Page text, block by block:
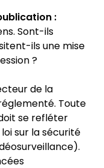
:
Sont-ils
ils une mise
?
de la
Toute
se refléter
sur la sécurité